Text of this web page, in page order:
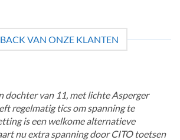
VAN ONZE KLANTEN
dochter van 11, met lichte Asperger
regelmatig tics om spanning te
is een welkome alternatieve
nu extra spanning door CITO toetsen